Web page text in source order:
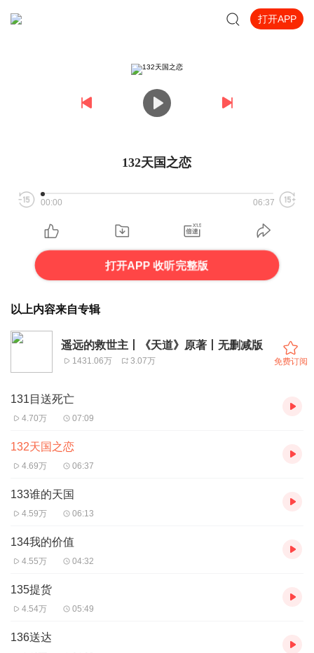
打开APP
132天国之恋
00:00 06:37
打开APP 收听完整版
以上内容来自专辑
遥远的救世主丨《天道》原著丨无删减版
1431.06万 3.07万 免费订阅
131目送死亡
4.70万 07:09
132天国之恋
4.69万 06:37
133谁的天国
4.59万 06:13
134我的价值
4.55万 04:32
135提货
4.54万 05:49
136送达